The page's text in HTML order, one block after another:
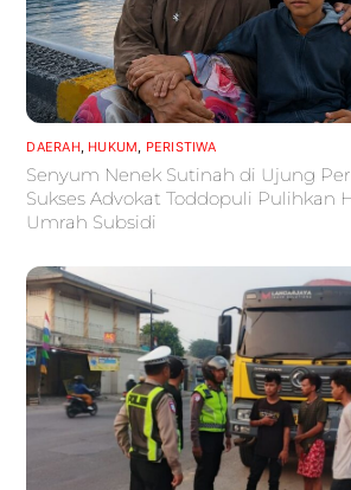
DAERAH, HUKUM PERISTIWA
Senyum Nenek Sutinah di Ujung
Sukses Advokat Toddopuli Pulihkan
Umrah Subsidi